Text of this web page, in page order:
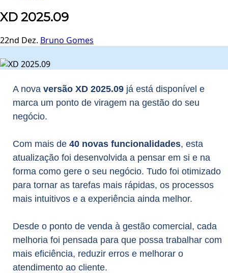
XD 2025.09
22nd Dez. Bruno Gomes
A nova versão XD 2025.09 já está disponível e
marca um ponto de viragem na gestão do seu
negócio.
Com mais de 40 novas funcionalidades, esta
atualização foi desenvolvida a pensar em si e na
forma como gere o seu negócio. Tudo foi otimizado
para tornar as tarefas mais rápidas, os processos
mais intuitivos e a experiência ainda melhor.
Desde o ponto de venda à gestão comercial, cada
melhoria foi pensada para que possa trabalhar com
mais eficiência, reduzir erros e melhorar o
atendimento ao cliente.